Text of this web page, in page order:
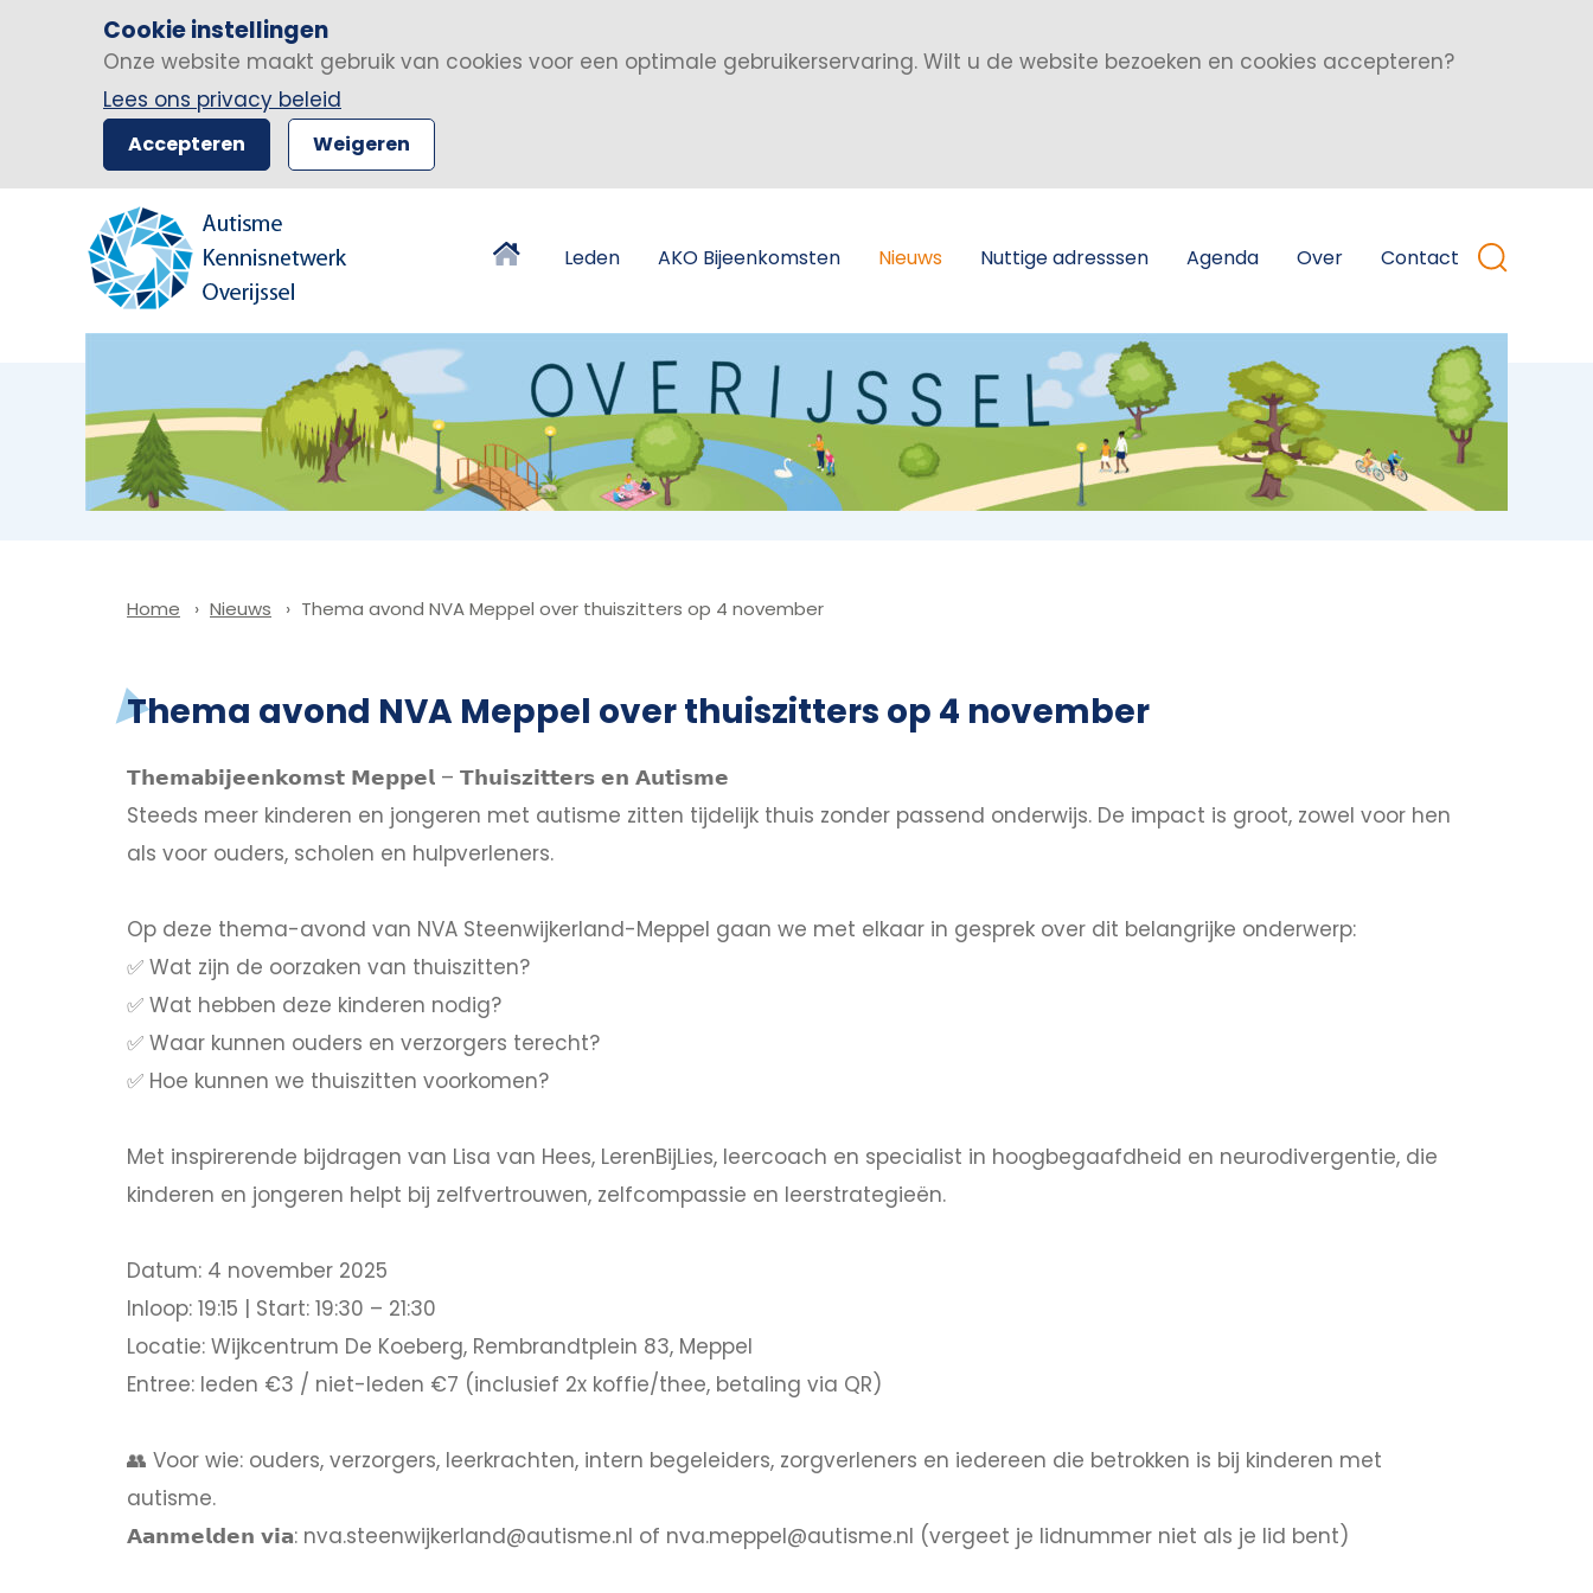
Cookie instellingen
Onze website maakt gebruik van cookies voor een optimale gebruikerservaring. Wilt u de website bezoeken en cookies accepteren?
Lees ons privacy beleid
Accepteren Weigeren
Leden AKO Bijeenkomsten Nieuws Nuttige adresssen Agenda Over Contact
Home Nieuws Thema avond NVA Meppel over thuiszitters op 4 november
Thema avond NVA Meppel over thuiszitters op 4 november
𝗧𝗵𝗲𝗺𝗮𝗯𝗶𝗷𝗲𝗲𝗻𝗸𝗼𝗺𝘀𝘁 𝗠𝗲𝗽𝗽𝗲𝗹 – 𝗧𝗵𝘂𝗶𝘀𝘇𝗶𝘁𝘁𝗲𝗿𝘀 𝗲𝗻 𝗔𝘂𝘁𝗶𝘀𝗺𝗲
Steeds meer kinderen en jongeren met autisme zitten tijdelijk thuis zonder passend onderwijs. De impact is groot, zowel voor hen
als voor ouders, scholen en hulpverleners.
Op deze thema-avond van NVA Steenwijkerland-Meppel gaan we met elkaar in gesprek over dit belangrijke onderwerp:
✅ Wat zijn de oorzaken van thuiszitten?
✅ Wat hebben deze kinderen nodig?
✅ Waar kunnen ouders en verzorgers terecht?
✅ Hoe kunnen we thuiszitten voorkomen?
Met inspirerende bijdragen van Lisa van Hees, LerenBijLies, leercoach en specialist in hoogbegaafdheid en neurodivergentie, die
kinderen en jongeren helpt bij zelfvertrouwen, zelfcompassie en leerstrategieën.
Datum: 4 november 2025
Inloop: 19:15 | Start: 19:30 – 21:30
Locatie: Wijkcentrum De Koeberg, Rembrandtplein 83, Meppel
Entree: leden €3 / niet-leden €7 (inclusief 2x koffie/thee, betaling via QR)
👥 Voor wie: ouders, verzorgers, leerkrachten, intern begeleiders, zorgverleners en iedereen die betrokken is bij kinderen met
autisme.
𝗔𝗮𝗻𝗺𝗲𝗹𝗱𝗲𝗻 𝘃𝗶𝗮: nva.steenwijkerland@autisme.nl of nva.meppel@autisme.nl (vergeet je lidnummer niet als je lid bent)